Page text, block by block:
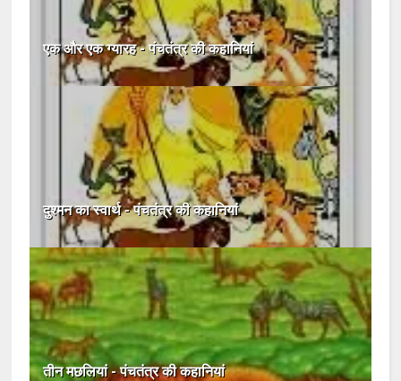
एक और एक ग्यारह - पंचतंत्र की कहानियां
दुश्मन का स्वार्थ - पंचतंत्र की कहानियां
तीन मछलियां - पंचतंत्र की कहानियां